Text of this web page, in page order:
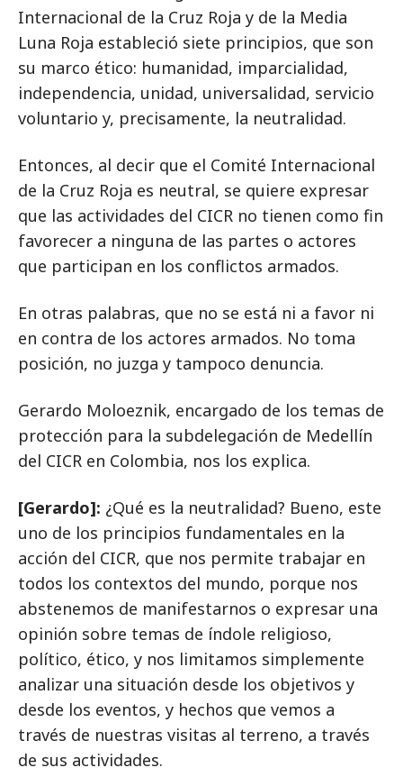
Internacional de la Cruz Roja y de la Media
Luna Roja estableció siete principios, que son
su marco ético: humanidad, imparcialidad,
independencia, unidad, universalidad, servicio
voluntario y, precisamente, la neutralidad.
Entonces, al decir que el Comité Internacional
de la Cruz Roja es neutral, se quiere expresar
que las actividades del CICR no tienen como fin
favorecer a ninguna de las partes o actores
que participan en los conflictos armados.
En otras palabras, que no se está ni a favor ni
en contra de los actores armados. No toma
posición, no juzga y tampoco denuncia.
Gerardo Moloeznik, encargado de los temas de
protección para la subdelegación de Medellín
del CICR en Colombia, nos los explica.
[Gerardo]: ¿Qué es la neutralidad? Bueno, este
uno de los principios fundamentales en la
acción del CICR, que nos permite trabajar en
todos los contextos del mundo, porque nos
abstenemos de manifestarnos o expresar una
opinión sobre temas de índole religioso,
político, ético, y nos limitamos simplemente
analizar una situación desde los objetivos y
desde los eventos, y hechos que vemos a
través de nuestras visitas al terreno, a través
de sus actividades.